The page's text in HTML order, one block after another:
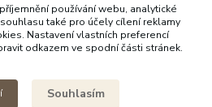
používání webu, analytické
také pro účely cílení reklamy
Nastavení vlastních preferencí
odkazem ve spodní části stránek.
Souhlasím